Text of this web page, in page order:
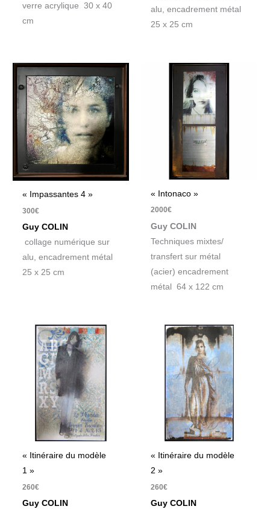
verre acrylique 30 x 40
cm
alu, encadrement métal
25 x 25 cm
« Impassantes 4 »
300€
Guy COLIN
collage numérique sur
alu, encadrement métal
25 x 25 cm
« Intonaco »
2000€
Guy COLIN
Techniques mixtes/
transfert sur métal
(acier) encadrement
métal 64 x 122 cm
« Itinéraire du modèle
1 »
260€
Guy COLIN
« Itinéraire du modèle
2 »
260€
Guy COLIN